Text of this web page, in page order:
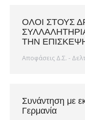
ΟΛΟΙ ΣΤΟΥΣ
ΤΗΝ
Αποφάσεις Δ.Σ. -
Συνάντηση με
Γερμανία